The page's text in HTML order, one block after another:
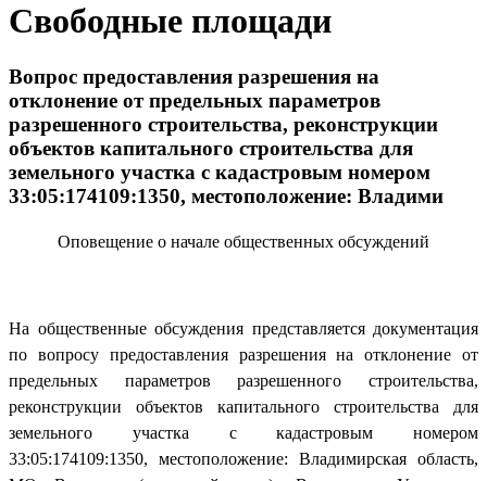
Свободные площади
Вопрос предоставления разрешения на
отклонение от предельных параметров
разрешенного строительства, реконструкции
объектов капитального строительства для
земельного участка с кадастровым номером
33:05:174109:1350, местоположение: Владими
Оповещение о начале общественных обсуждений
На общественные обсуждения представляется документация
по вопросу предоставления разрешения на отклонение от
предельных параметров разрешенного строительства,
реконструкции объектов капитального строительства для
земельного участка с кадастровым номером
33:05:174109:1350, местоположение: Владимирская область,